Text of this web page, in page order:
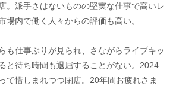
。派手さはないものの堅実な仕事で高いレ
場内で働く人々からの評価も高い。
も仕事ぶりが見られ、さながらライブキッ
と待ち時間も退屈することがない。2024
て惜しまれつつ閉店。20年間お疲れさま